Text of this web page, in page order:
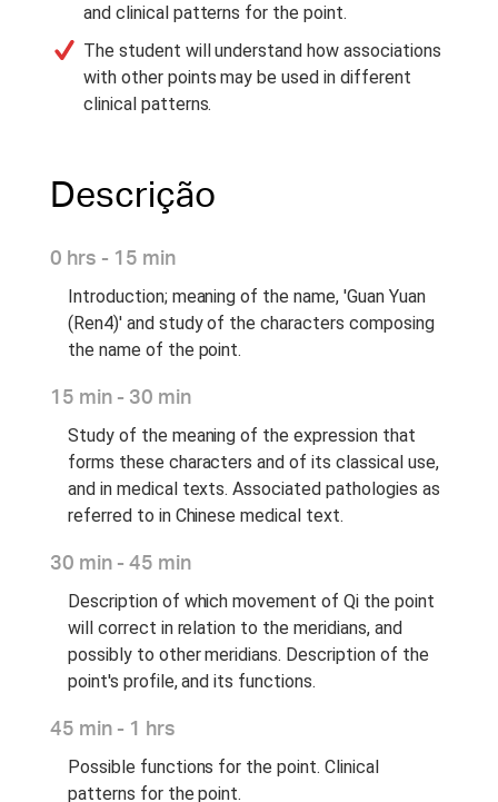
and clinical patterns for the point.
The student will understand how associations
with other points may be used in different
clinical patterns.
Descrição
0 hrs - 15 min
Introduction; meaning of the name, 'Guan Yuan
(Ren4)' and study of the characters composing
the name of the point.
15 min - 30 min
Study of the meaning of the expression that
forms these characters and of its classical use,
and in medical texts. Associated pathologies as
referred to in Chinese medical text.
30 min - 45 min
Description of which movement of Qi the point
will correct in relation to the meridians, and
possibly to other meridians. Description of the
point's profile, and its functions.
45 min - 1 hrs
Possible functions for the point. Clinical
patterns for the point.